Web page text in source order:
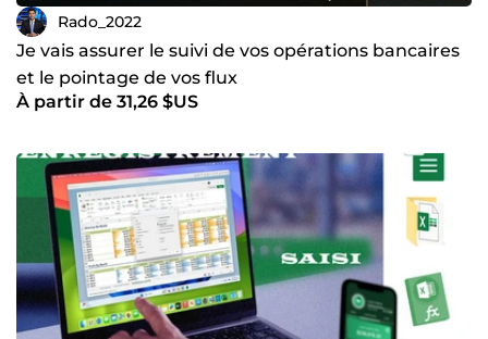
Rado_2022
Je vais assurer le suivi de vos opérations bancaires
et le pointage de vos flux
À partir de 31,26 $US